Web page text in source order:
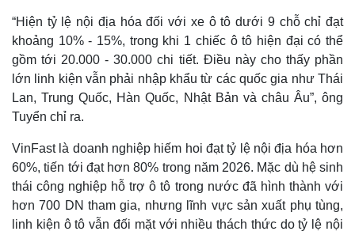
Thế giới
Quan sát
Cuộc sống đó đây
Hồ sơ
Multimedia
Video
Ảnh
E-Magazine
Infographic
“Hiện tỷ lệ nội địa hóa đối với xe ô tô dưới 9 chỗ chỉ đạt
khoảng 10% - 15%, trong khi 1 chiếc ô tô hiện đại có thể
gồm tới 20.000 - 30.000 chi tiết. Điều này cho thấy phần
lớn linh kiện vẫn phải nhập khẩu từ các quốc gia như Thái
Lan, Trung Quốc, Hàn Quốc, Nhật Bản và châu Âu”, ông
Tuyển chỉ ra.
VinFast là doanh nghiệp hiếm hoi đạt tỷ lệ nội địa hóa hơn
60%, tiến tới đạt hơn 80% trong năm 2026. Mặc dù hệ sinh
thái công nghiệp hỗ trợ ô tô trong nước đã hình thành với
hơn 700 DN tham gia, nhưng lĩnh vực sản xuất phụ tùng,
linh kiện ô tô vẫn đối mặt với nhiều thách thức do tỷ lệ nội